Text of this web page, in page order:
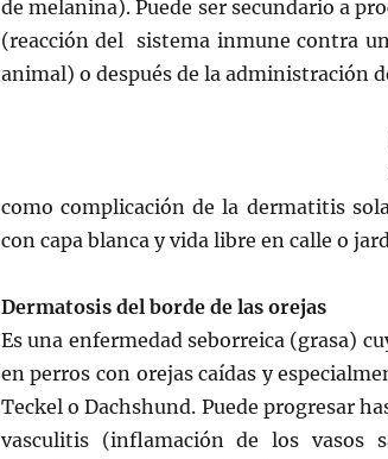
de melanina). Puede ser secundario a
(reacción del sistema inmune contra
animal) o después de la administración
como complicación de la dermatitis
con capa blanca y vida libre en calle o
Dermatosis del borde de las orejas
Es una enfermedad seborreica (grasa)
en perros con orejas caídas y
Teckel o Dachshund. Puede progresar
vasculitis (inflamación de los vasos